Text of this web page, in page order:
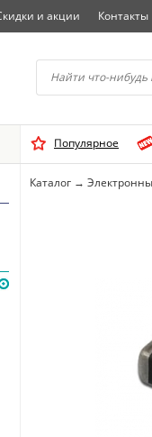
название
и акции Контакты
Популярное
Каталог →